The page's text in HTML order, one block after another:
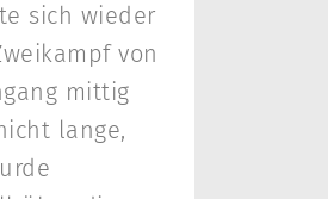
sich wieder
von
mittig
lange,